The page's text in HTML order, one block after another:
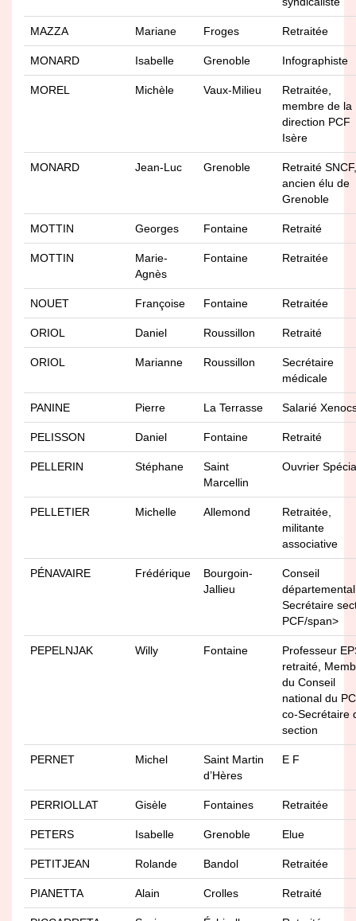
MAZZA Mariane Froges Retraitée
MONARD Isabelle Grenoble Infographiste
MOREL Michèle Vaux-Milieu
Retraitée,
membre de la
direction PCF
Isère
MONARD Jean-Luc Grenoble
Retraité SNCF,
ancien élu de
Grenoble
MOTTIN Georges Fontaine Retraité
MOTTIN
Marie-
Agnès
Fontaine Retraitée
NOUET Françoise Fontaine Retraitée
ORIOL Daniel Roussillon Retraité
ORIOL Marianne Roussillon
Secrétaire
médicale
PANINE Pierre La Terrasse Salarié
PELISSON Daniel Fontaine Retraité
PELLERIN Stéphane
Saint
Marcellin
Ouvrier
PELLETIER Michelle Allemond
Retraitée,
militante
associative
PÉNAVAIRE Frédérique
Bourgoin-
Jallieu
Conseil
Secrétaire
PCF/span>
PEPELNJAK Willy Fontaine
Professeur
retraité,
du Conseil
national du
co-Secrétaire
section
PERNET Michel
Saint Martin
d’Hères
E F
PERRIOLLAT Gisèle Fontaines Retraitée
PETERS Isabelle Grenoble Elue
PETITJEAN Rolande Bandol Retraitée
PIANETTA Alain Crolles Retraité